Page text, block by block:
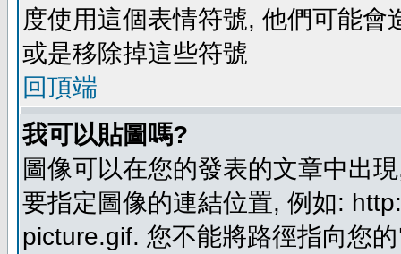
度使用這個表情符號, 他們可能
或是移除掉這些符號
回頂端
我可以貼圖嗎?
圖像可以在您的發表的文章中出
要指定圖像的連結位置, 例如:
picture.gif. 您不能將路徑指向您